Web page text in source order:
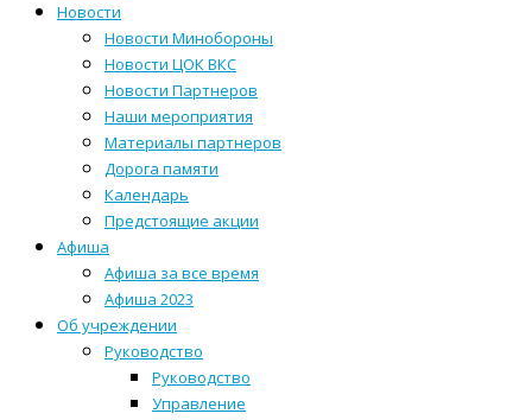
Новости
Новости Минобороны
Новости ЦОК ВКС
Новости Партнеров
Наши мероприятия
Материалы партнеров
Дорога памяти
Календарь
Предстоящие акции
Афиша
Афиша за все время
Афиша 2023
Об учреждении
Руководство
Руководство
Управление